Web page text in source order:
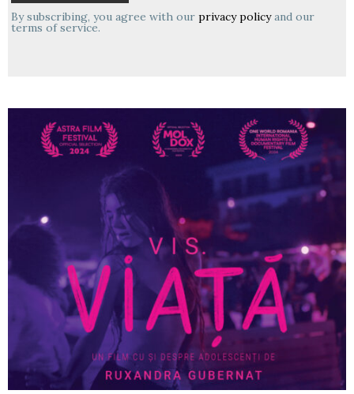
By subscribing, you agree with our privacy policyand our
terms of service.